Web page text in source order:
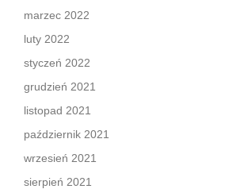
marzec 2022
luty 2022
styczeń 2022
grudzień 2021
listopad 2021
październik 2021
wrzesień 2021
sierpień 2021